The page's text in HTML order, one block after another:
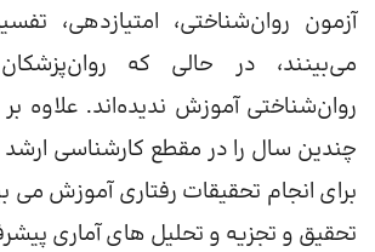
آزمون روان‌شناختی، امتیازدهی،
می‌بینند، در حالی که
روان‌شناختی آموزش ندیده‌اند. علاوه بر
چندین سال را در مقطع کارشناسی
برای انجام تحقیقات رفتاری آموزش می
تحقیق و تجزیه و تحلیل های آماری